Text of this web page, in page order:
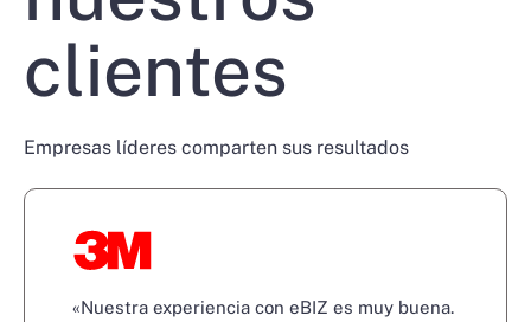
clientes
Empresas líderes comparten sus resultados
«Nuestra experiencia con eBIZ es muy buena.